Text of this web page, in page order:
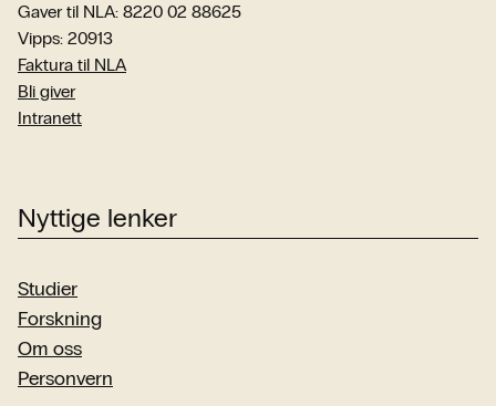
Gaver til NLA: 8220 02 88625
Vipps: 20913
Faktura til NLA
Bli giver
Intranett
Nyttige lenker
Studier
Forskning
Om oss
Personvern